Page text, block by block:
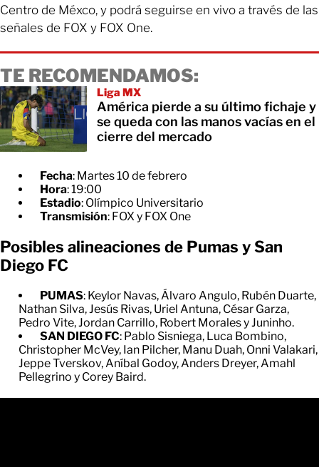
Centro de Méxco, y podrá seguirse en vivo a través de las
señales de FOX y FOX One.
TE RECOMENDAMOS:
Liga MX
América pierde a su último fichaje y
se queda con las manos vacías en el
cierre del mercado
Fecha: Martes 10 de febrero
Hora: 19:00
Estadio: Olímpico Universitario
Transmisión: FOX y FOX One
Posibles alineaciones de Pumas y San
Diego FC
PUMAS: Keylor Navas, Álvaro Angulo, Rubén Duarte,
Nathan Silva, Jesús Rivas, Uriel Antuna, César Garza,
Pedro Vite, Jordan Carrillo, Robert Morales y Juninho.
SAN DIEGO FC: Pablo Sisniega, Luca Bombino,
Christopher McVey, Ian Pilcher, Manu Duah, Onni Valakari,
Jeppe Tverskov, Aníbal Godoy, Anders Dreyer, Amahl
Pellegrino y Corey Baird.